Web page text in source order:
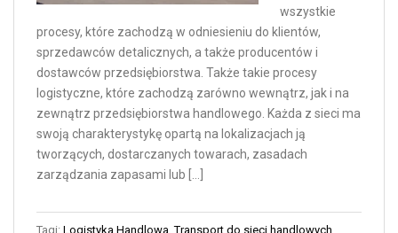
wszystkie
procesy, które zachodzą w odniesieniu do klientów,
sprzedawców detalicznych, a także producentów i
dostawców przedsiębiorstwa. Także takie procesy
logistyczne, które zachodzą zarówno wewnątrz, jak i na
zewnątrz przedsiębiorstwa handlowego. Każda z sieci ma
swoją charakterystykę opartą na lokalizacjach ją
tworzących, dostarczanych towarach, zasadach
zarządzania zapasami lub […]
Tagi: Logistyka Handlowa,Transport do sieci handlowych